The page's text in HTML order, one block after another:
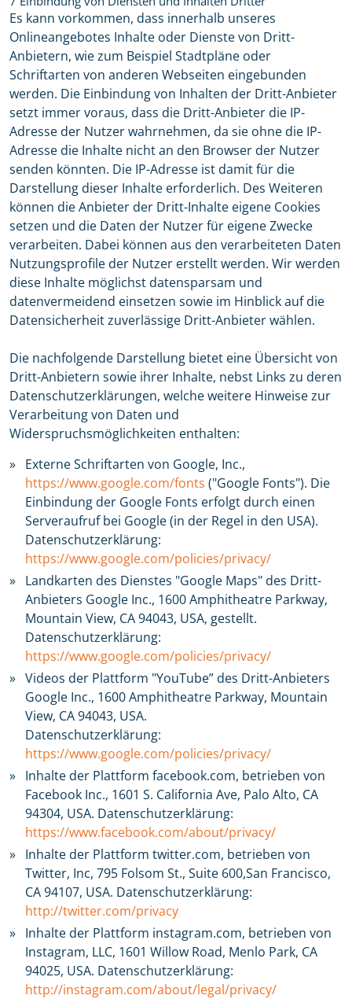
Es kann vorkommen, dass innerhalb unseres
Onlineangebotes Inhalte oder Dienste von Dritt-
Anbietern, wie zum Beispiel Stadtpläne oder
Schriftarten von anderen Webseiten eingebunden
werden. Die Einbindung von Inhalten der Dritt-Anbieter
setzt immer voraus, dass die Dritt-Anbieter die IP-
Adresse der Nutzer wahrnehmen, da sie ohne die IP-
Adresse die Inhalte nicht an den Browser der Nutzer
senden könnten. Die IP-Adresse ist damit für die
Darstellung dieser Inhalte erforderlich. Des Weiteren
können die Anbieter der Dritt-Inhalte eigene Cookies
setzen und die Daten der Nutzer für eigene Zwecke
verarbeiten. Dabei können aus den verarbeiteten Daten
Nutzungsprofile der Nutzer erstellt werden. Wir werden
diese Inhalte möglichst datensparsam und
datenvermeidend einsetzen sowie im Hinblick auf die
Datensicherheit zuverlässige Dritt-Anbieter wählen.
Die nachfolgende Darstellung bietet eine Übersicht von
Dritt-Anbietern sowie ihrer Inhalte, nebst Links zu deren
Datenschutzerklärungen, welche weitere Hinweise zur
Verarbeitung von Daten und
Widerspruchsmöglichkeiten enthalten:
Externe Schriftarten von Google, Inc.,
https://www.google.com/fonts ("Google Fonts"). Die
Einbindung der Google Fonts erfolgt durch einen
Serveraufruf bei Google (in der Regel in den USA).
Datenschutzerklärung:
https://www.google.com/policies/privacy/
Landkarten des Dienstes "Google Maps" des Dritt-
Anbieters Google Inc., 1600 Amphitheatre Parkway,
Mountain View, CA 94043, USA, gestellt.
Datenschutzerklärung:
https://www.google.com/policies/privacy/
Videos der Plattform "YouTube” des Dritt-Anbieters
Google Inc., 1600 Amphitheatre Parkway, Mountain
View, CA 94043, USA.
Datenschutzerklärung:
https://www.google.com/policies/privacy/
Inhalte der Plattform facebook.com, betrieben von
Facebook Inc., 1601 S. California Ave, Palo Alto, CA
94304, USA. Datenschutzerklärung:
https://www.facebook.com/about/privacy/
Inhalte der Plattform twitter.com, betrieben von
Twitter, Inc, 795 Folsom St., Suite 600,San Francisco,
CA 94107, USA. Datenschutzerklärung:
http://twitter.com/privacy
Inhalte der Plattform instagram.com, betrieben von
Instagram, LLC, 1601 Willow Road, Menlo Park, CA
94025, USA. Datenschutzerklärung:
http://instagram.com/about/legal/privacy/